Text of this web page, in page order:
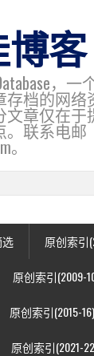
客
Database，
存档的网络
文章仅在于
。联系电邮
原创索引
原创索引(2009-
原创索引(2015-16)
原创索引(2021-